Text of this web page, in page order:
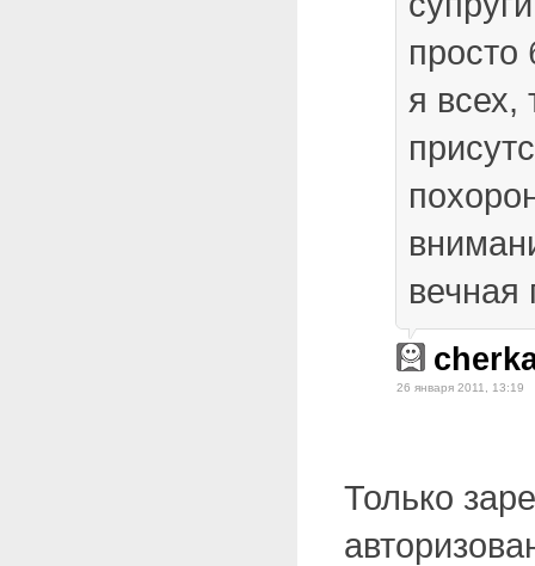
просто
я всех,
вечная
26 января 2011, 13:19
Только